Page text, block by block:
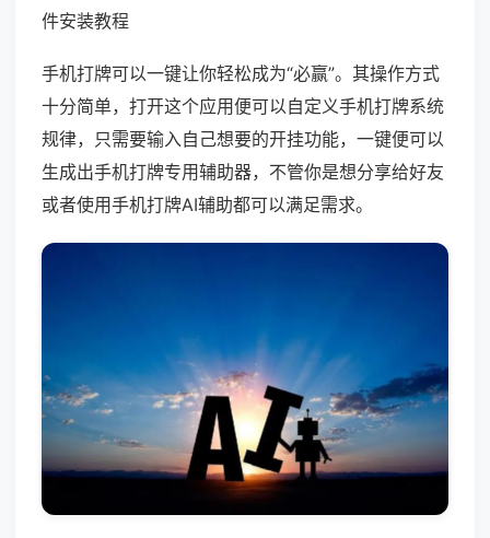
件安装教程
手机打牌可以一键让你轻松成为“必赢”。其操作方式
十分简单，打开这个应用便可以自定义手机打牌系统
规律，只需要输入自己想要的开挂功能，一键便可以
生成出手机打牌专用辅助器，不管你是想分享给好友
或者使用手机打牌AI辅助都可以满足需求。